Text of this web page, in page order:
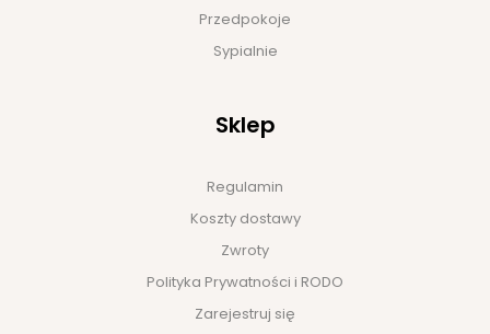
Przedpokoje
Sypialnie
Sklep
Regulamin
Koszty dostawy
Zwroty
Polityka Prywatności i RODO
Zarejestruj się